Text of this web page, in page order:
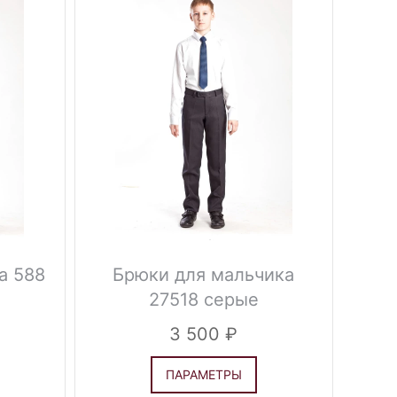
588
Брюки для мальчика
27518 серые
3 500
ПАРАМЕТРЫ